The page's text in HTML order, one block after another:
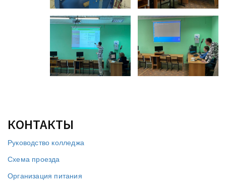
КОНТАКТЫ
Руководство колледжа
Схема проезда
Организация питания